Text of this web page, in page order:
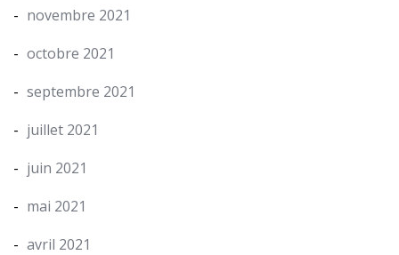
novembre 2021
octobre 2021
septembre 2021
juillet 2021
juin 2021
mai 2021
avril 2021